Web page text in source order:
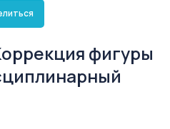
фигуры